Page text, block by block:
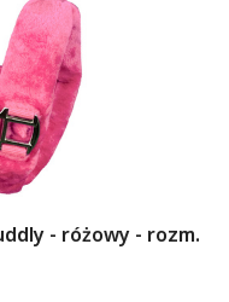
- różowy - rozm.